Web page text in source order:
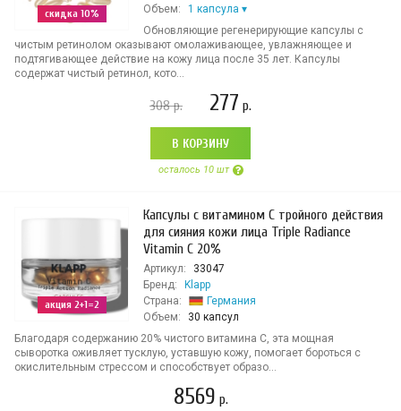
скидка 10%
Объем:
1 капсула
Обновляющие регенерирующие капсулы с
чистым ретинолом оказывают омолаживающее, увлажняющее и
подтягивающее действие на кожу лица после 35 лет. Капсулы
содержат чистый ретинол, кото...
308р. 277 р.
В КОРЗИНУ
осталось 10 шт
акция 2+1=2
Капсулы с витамином С тройного действия
для сияния кожи лица Triple Radiance
Vitamin C 20%
Артикул:
33047
Бренд:
Klapp
Страна:
Германия
Объем:
30 капсул
Благодаря содержанию 20% чистого витамина С, эта мощная
сыворотка оживляет тусклую, уставшую кожу, помогает бороться с
окислительным стрессом и способствует образо...
8569 р.